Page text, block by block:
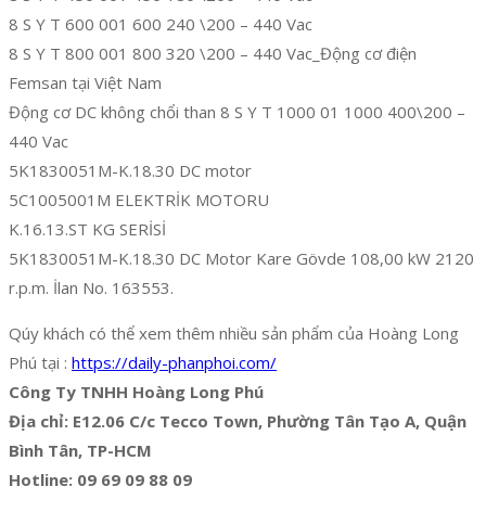
8 S Y T 600 001 600 240 \200 – 440 Vac
8 S Y T 800 001 800 320 \200 – 440 Vac_Động cơ điện
Femsan tại Việt Nam
Động cơ DC không chổi than 8 S Y T 1000 01 1000 400\200 –
440 Vac
5K1830051M-K.18.30 DC motor
5C1005001M ELEKTRİK MOTORU
K.16.13.ST KG SERİSİ
5K1830051M-K.18.30 DC Motor Kare Gövde 108,00 kW 2120
r.p.m. İlan No. 163553.
Qúy khách có thể xem thêm nhiều sản phẩm của Hoàng Long
Phú tại : https://daily-phanphoi.com/
Công Ty TNHH Hoàng Long Phú
Địa chỉ: E12.06 C/c Tecco Town, Phường Tân Tạo A, Quận
Bình Tân, TP-HCM
Hotline: 09 69 09 88 09